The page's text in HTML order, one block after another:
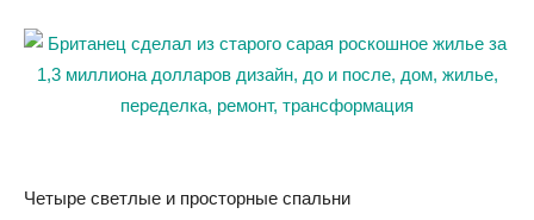
Четыре светлые и просторные спальни